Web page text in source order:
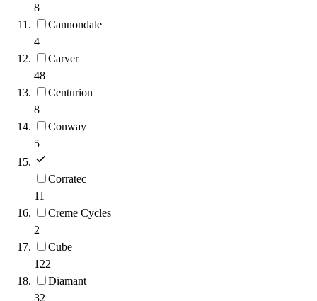
8
Cannondale
4
Carver
48
Centurion
8
Conway
5
Corratec
11
Creme Cycles
2
Cube
122
Diamant
32